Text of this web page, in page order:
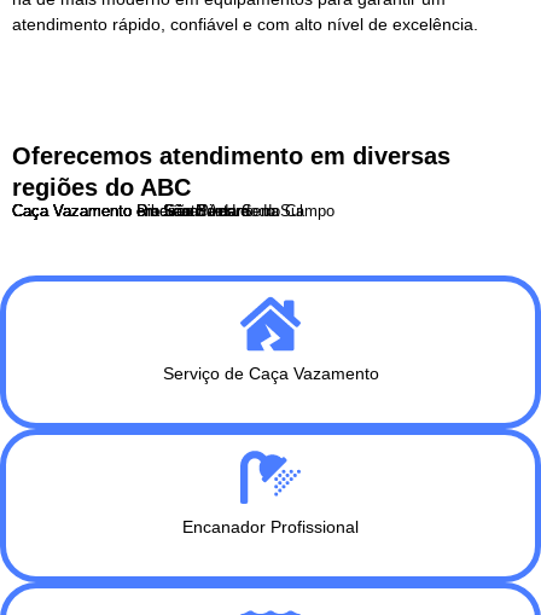
atendimento rápido, confiável e com alto nível de excelência.
Oferecemos atendimento em diversas
regiões do ABC
Caça Vazamento em São Bernardo do Campo
Caça Vazamento em Santo André
Caça Vazamento em São Caetano do Sul
Caça Vazamento Diadema
Caça Vazamento Ribeirão Pires
Caça Vazamento Rio Grande da Serra
Serviço de Caça Vazamento
Encanador Profissional